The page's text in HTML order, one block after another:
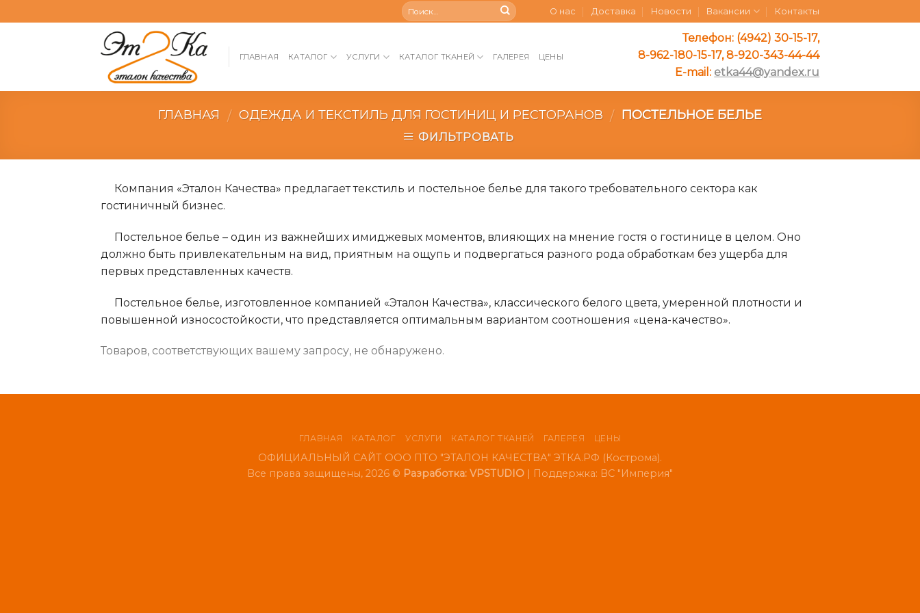
to
О нас Доставка Новости Вакансии Контакты
ГЛАВНАЯ КАТАЛОГ УСЛУГИ КАТАЛОГ ТКАНЕЙ ГАЛЕРЕЯ ЦЕНЫ
Телефон: (4942) 30-15-17,
8-962-180-15-17, 8-920-343-44-44
E-mail: etka44@yandex.ru
ГЛАВНАЯ / ОДЕЖДА И ТЕКСТИЛЬ ДЛЯ ГОСТИНИЦ И РЕСТОРАНОВ / ПОСТЕЛЬНОЕ БЕЛЬЕ
ФИЛЬТРОВАТЬ
Компания «Эталон Качества» предлагает текстиль и постельное белье для такого требовательного сектора как
гостиничный бизнес.
Постельное белье – один из важнейших имиджевых моментов, влияющих на мнение гостя о гостинице в целом. Оно
должно быть привлекательным на вид, приятным на ощупь и подвергаться разного рода обработкам без ущерба для
первых представленных качеств.
Постельное белье, изготовленное компанией «Эталон Качества», классического белого цвета, умеренной плотности и
повышенной износостойкости, что представляется оптимальным вариантом соотношения «цена-качество».
Товаров, соответствующих вашему запросу, не обнаружено.
ГЛАВНАЯ КАТАЛОГ УСЛУГИ КАТАЛОГ ТКАНЕЙ ГАЛЕРЕЯ ЦЕНЫ
ОФИЦИАЛЬНЫЙ САЙТ ООО ПТО "ЭТАЛОН КАЧЕСТВА" ЭТКА.РФ (Кострома).
Все права защищены, 2026 © Разработка: VPSTUDIO | Поддержка: ВС "Империя"